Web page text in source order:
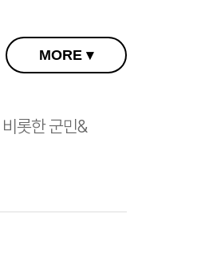
롯한 군민&
MORE ▾